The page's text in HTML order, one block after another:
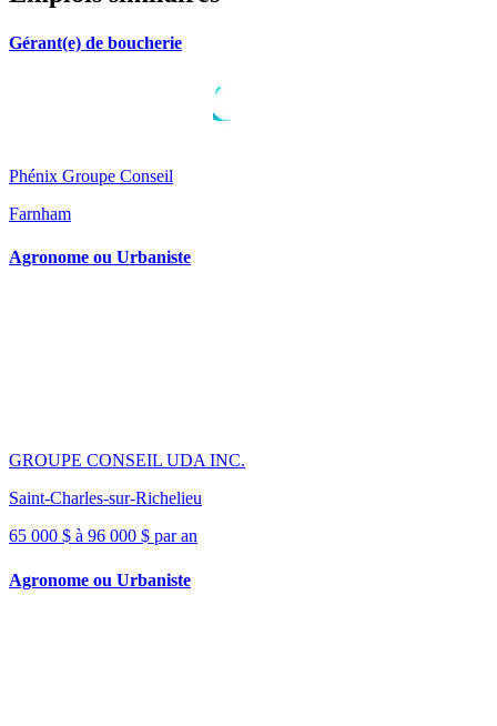
Gérant(e) de boucherie
Phénix Groupe Conseil
Farnham
Agronome ou Urbaniste
GROUPE CONSEIL UDA INC.
Saint-Charles-sur-Richelieu
65 000 $ à 96 000 $ par an
Agronome ou Urbaniste